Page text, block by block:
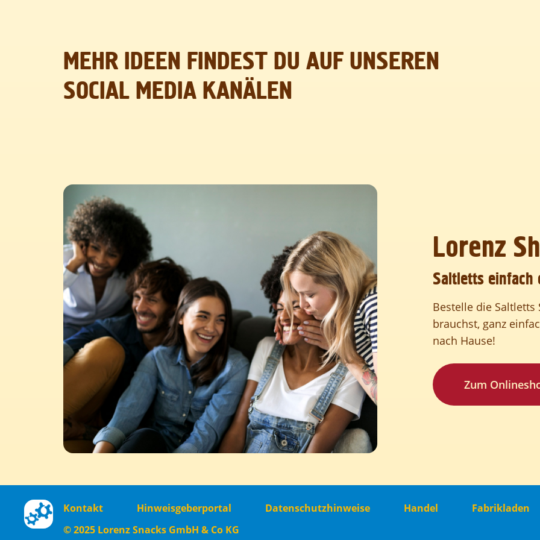
MEHR IDEEN FINDEST DU AUF UNSEREN
SOCIAL MEDIA KANÄLEN
Lorenz
Saltletts einfach
Bestelle die Saltletts
brauchst, ganz
nach Hause!
Zum
Footer
menu
Kontakt Hinweisgeberportal Datenschutzhinweise Handel
Fabrikladen
© 2025 Lorenz Snacks GmbH & Co KG